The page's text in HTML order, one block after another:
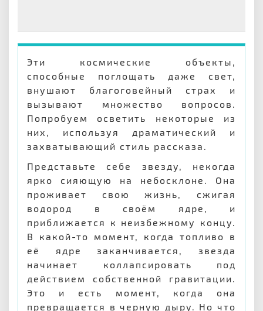
Эти космические объекты,
способные поглощать даже свет,
внушают благоговейный страх и
вызывают множество вопросов.
Попробуем осветить некоторые из
них, используя драматический и
захватывающий стиль рассказа.
Представьте себе звезду, некогда
ярко сияющую на небосклоне. Она
проживает свою жизнь, сжигая
водород в своём ядре, и
приближается к неизбежному концу.
В какой-то момент, когда топливо в
её ядре заканчивается, звезда
начинает коллапсировать под
действием собственной гравитации.
Это и есть момент, когда она
превращается в черную дыру. Но что